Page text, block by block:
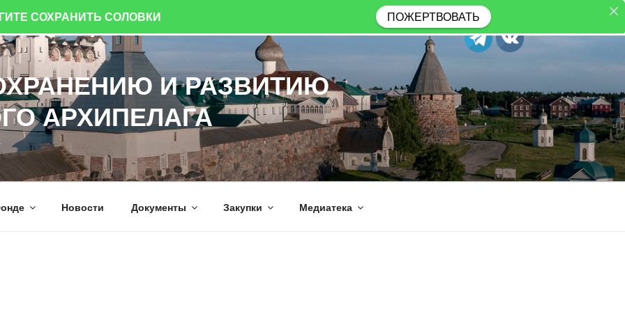
И РАЗВИТИЮ
АРХИПЕЛАГА
Новости Документы Закупки Медиатека
СОХРАНИТЬ СОЛОВКИ ПОЖЕРТВОВАТЬ